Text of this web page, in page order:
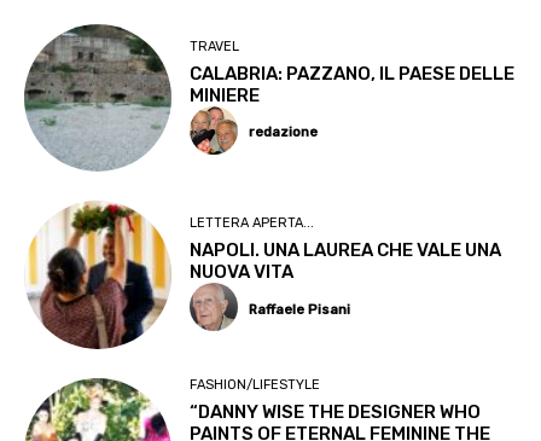
TRAVEL
CALABRIA: PAZZANO, IL PAESE DELLE
MINIERE
redazione
LETTERA APERTA...
NAPOLI. UNA LAUREA CHE VALE UNA
NUOVA VITA
Raffaele Pisani
FASHION/LIFESTYLE
“DANNY WISE THE DESIGNER WHO
PAINTS OF ETERNAL FEMININE THE